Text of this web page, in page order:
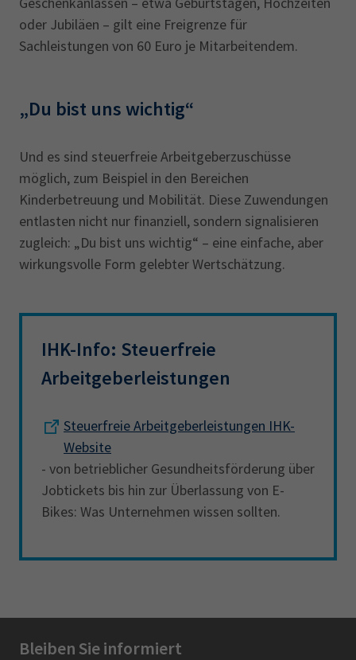
oder Jubiläen – gilt eine Freigrenze für
Sachleistungen von 60 Euro je Mitarbeitendem.
„Du bist uns wichtig“
Und es sind steuerfreie Arbeitgeberzuschüsse
möglich, zum Beispiel in den Bereichen
Kinderbetreuung und Mobilität. Diese Zuwendungen
entlasten nicht nur finanziell, sondern signalisieren
zugleich: „Du bist uns wichtig“ – eine einfache, aber
wirkungsvolle Form gelebter Wertschätzung.
IHK-Info: Steuerfreie
Arbeitgeberleistungen
Steuerfreie Arbeitgeberleistungen IHK-
Website
- von betrieblicher Gesundheitsförderung über
Jobtickets bis hin zur Überlassung von E-
Bikes: Was Unternehmen wissen sollten.
Bleiben Sie informiert